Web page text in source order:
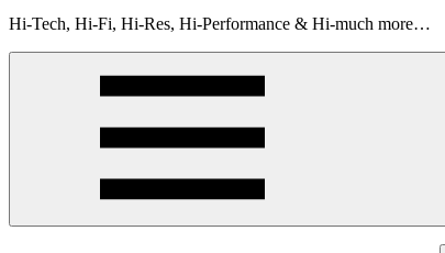
Hi-Tech, Hi-Fi, Hi-Res, Hi-Performance & Hi-much more…